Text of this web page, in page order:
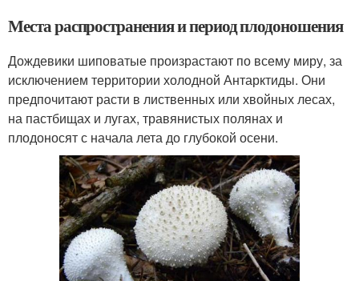
Места распространения и период плодоношения
Дождевики шиповатые произрастают по всему миру, за
исключением территории холодной Антарктиды. Они
предпочитают расти в лиственных или хвойных лесах,
на пастбищах и лугах, травянистых полянах и
плодоносят с начала лета до глубокой осени.